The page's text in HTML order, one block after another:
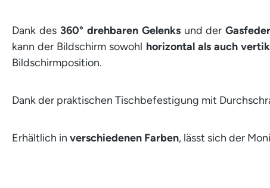
Dank des 360° drehbaren Gelenksund der
kann der Bildschirm sowohl horizontal als auch
Bildschirmposition.
Dank der praktischen Tischbefestigung mit
Erhältlich in verschiedenen Farben, lässt sich der